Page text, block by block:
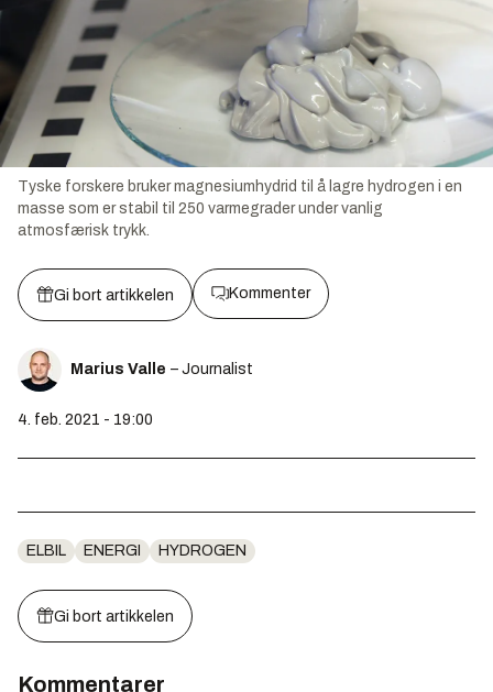
Tyske forskere bruker magnesiumhydrid til å lagre hydrogen i en
masse som er stabil til 250 varmegrader under vanlig
atmosfærisk trykk.
Gi bort artikkelen Kommenter
Marius Valle – Journalist
4. feb. 2021 - 19:00
ELBIL ENERGI HYDROGEN
Gi bort artikkelen
Kommentarer